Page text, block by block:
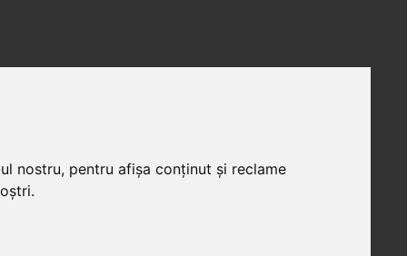
nostru, pentru afișa conținut și reclame